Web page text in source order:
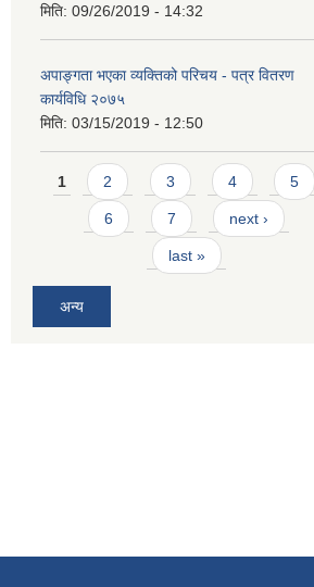
मिति: 09/26/2019 - 14:32
अपाङ्गता भएका व्यक्तिको परिचय - पत्र वितरण
कार्यविधि २०७५
मिति: 03/15/2019 - 12:50
Pages
1 2 3 4 5
6 7 next ›
last »
अन्य